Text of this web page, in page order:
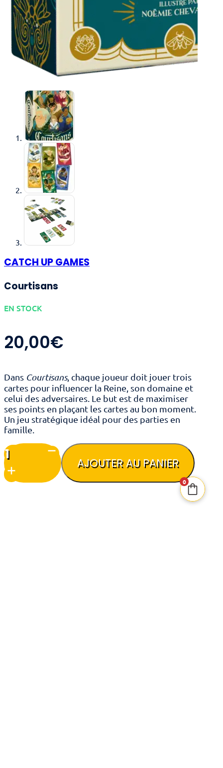
CATCH UP GAMES
Courtisans
EN STOCK
20,00€
Dans Courtisans, chaque joueur doit jouer trois
cartes pour influencer la Reine, son domaine et
celui des adversaires. Le but est de maximiser
ses points en plaçant les cartes au bon moment.
Un jeu stratégique idéal pour des parties en
famille.
quantité
de
Courtisans
AJOUTER AU PANIER
0